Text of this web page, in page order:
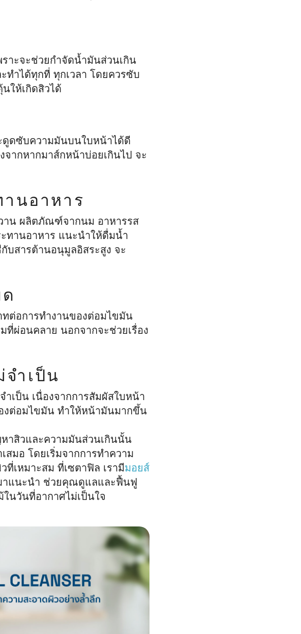
าะจะช่วยกำจัดน้ำมันส่วนเกิน
ทำได้ทุกที่ ทุกเวลา โดยควรซับ
ให้เกิดสิวได้
ดูดซับความมันบนใบหน้าได้ดี
จากหากมาส์กหน้าบ่อยเกินไป จะ
นอาหาร
าน ผลิตภัณฑ์จากนม อาหารรส
ทานอาหาร แนะนำให้ดื่มน้ำ
บสารต้านอนุมูลอิสระสูง จะ
ต่อการทำงานของต่อมไขมัน
ที่ผ่อนคลาย นอกจากจะช่วยเรื่อง
ำเป็น
เป็น เนื่องจากการสัมผัสใบหน้า
งต่อมไขมัน ทำให้หน้ามันมากขึ้น
าสิวและความมันส่วนเกินนั้น
มอ โดยเริ่มจากการทำความ
เหมาะสม ที่เซตาฟิล เรามีมอยส์
าแนะนำ ช่วยคุณดูแลและฟื้นฟู
นวันที่อากาศไม่เป็นใจ